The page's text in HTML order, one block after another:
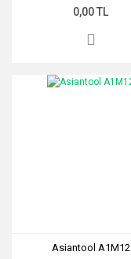
0,00 TL
Asiantool A1M12